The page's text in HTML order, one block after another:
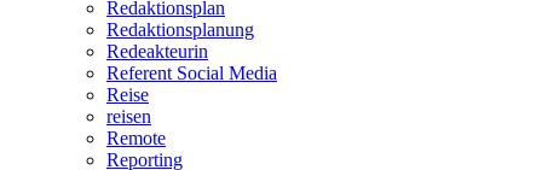
Redaktionsplan
Redaktionsplanung
Redeakteurin
Referent Social Media
Reise
reisen
Remote
Reporting